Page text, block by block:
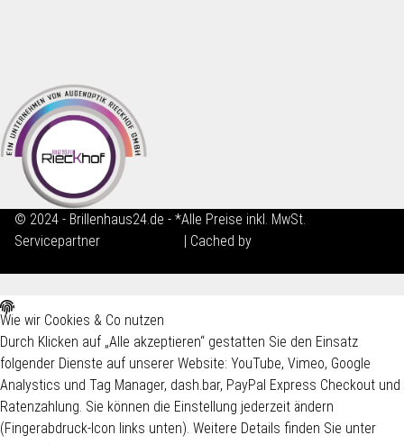
© 2024 - Brillenhaus24.de - *Alle Preise inkl. MwSt.
Servicepartner
| Cached by
Wie wir Cookies & Co nutzen
Durch Klicken auf „Alle akzeptieren“ gestatten Sie den Einsatz
folgender Dienste auf unserer Website: YouTube, Vimeo, Google
Analystics und Tag Manager, dash.bar, PayPal Express Checkout und
Ratenzahlung. Sie können die Einstellung jederzeit ändern
(Fingerabdruck-Icon links unten). Weitere Details finden Sie unter